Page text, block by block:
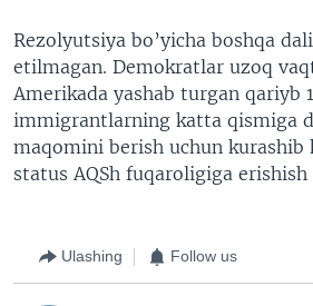
Rezolyutsiya bo’yicha boshqa
etilmagan. Demokratlar uzoq
Amerikada yashab turgan qariyb
immigrantlarning katta qismiga
maqomini berish uchun kurashib
status AQSh fuqaroligiga erishish
Ulashing Follow us